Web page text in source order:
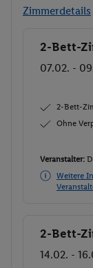
Zimmerdetails
Buchen
2-Bett-
07.02. -
2-Bett-
Ohne
Veranstalter:
Weitere
Buchen
2-Bett-
14.02. -